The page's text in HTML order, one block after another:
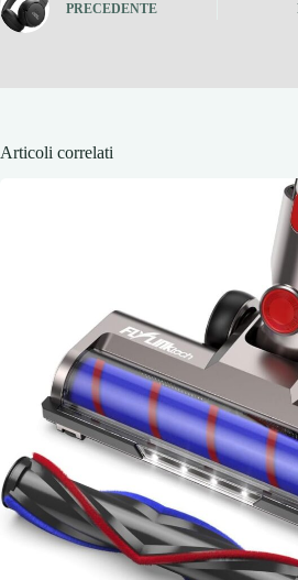
PRECEDENTE
Articoli correlati